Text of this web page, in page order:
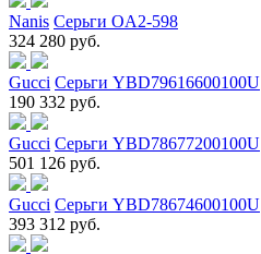
Nanis Серьги OA2-598
324 280 руб.
Gucci Серьги YBD79616600100U
190 332 руб.
Gucci Серьги YBD78677200100U
501 126 руб.
Gucci Серьги YBD78674600100U
393 312 руб.